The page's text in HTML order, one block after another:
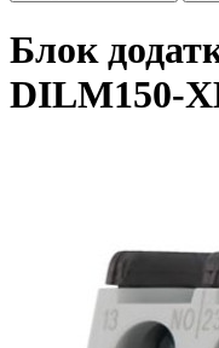
Блок
DILM150-